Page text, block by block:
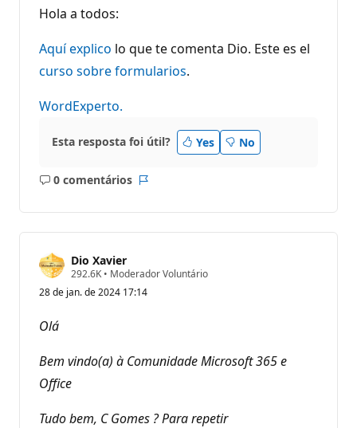
o
s
e
r
e
p
t
ã
Hola a todos:
Aquí explico lo que te comenta Dio. Este es el
curso sobre formularios.
WordExperto.
Esta resposta foi útil? Yes No
0 comentários
Sem
Dio Xavier
292.6K P
n
e
r
t
• Moderador Voluntário
28 de jan. de 2024 17:14
Olá
Bem vindo(a) à Comunidade Microsoft 365 e
Office
Tudo bem, C Gomes ? Para repetir